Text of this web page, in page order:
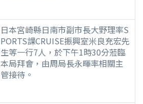
日本宮崎縣日南市副市長大野理率S
PORTS課CRUISE振興室米良充宏先
生等一行7人，於下午1時30分蒞臨
本局拜會，由周局長永暉率相關主
管接待。